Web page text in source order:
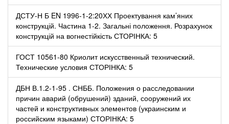
ДСТУ-Н Б EN 1996-1-2:20ХХ Проектування кам’яних
конструкцій. Частина 1-2. Загальні положення. Розрахунок
конструкцій на вогнестійкість СТОРІНКА: 5
ГОСТ 10561-80 Криолит искусственный технический.
Технические условия СТОРІНКА: 5
ДБН В.1.2-1-95 . СНББ. Положения о расследовании
причин аварий (обрушений) зданий, сооружений их
частей и конструктивных элементов (украинским и
российским языками) СТОРІНКА: 5